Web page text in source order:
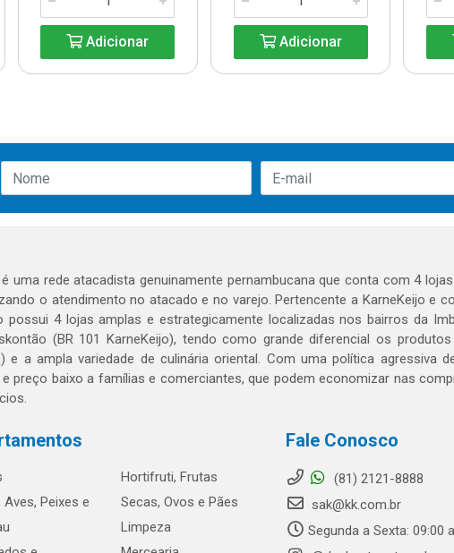
Adicionar Adicionar
uma rede atacadista genuinamente pernambucana que conta com 4
o atendimento no atacado e no varejo. Pertencente a KarneKeijo e
possui 4 lojas amplas e estrategicamente localizadas nos bairros da
(BR 101 KarneKeijo), tendo como grande diferencial os
e a ampla variedade de culinária oriental. Com uma política agressiva
preço baixo a famílias e comerciantes, que podem economizar nas
Aves, Peixes e
Hortifruti, Frutas
Secas, Ovos e Pães
Limpeza
Fale Conosco
(81) 2121-8888
sak@kk.com.br
Segunda a Sexta: 09:00